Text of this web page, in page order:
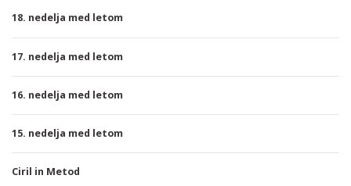
18. nedelja med letom
17. nedelja med letom
16. nedelja med letom
15. nedelja med letom
Ciril in Metod